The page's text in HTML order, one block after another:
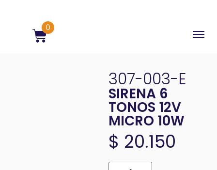
0
307-003-E
SIRENA 6
TONOS 12V
MICRO 10W
$ 20.150